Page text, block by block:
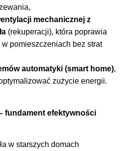
mechanicznej z
(rekuperacji), która poprawia
pomieszczeniach bez strat
automatyki (smart home),
zużycie energii.
fundament efektywności
w starszych domach